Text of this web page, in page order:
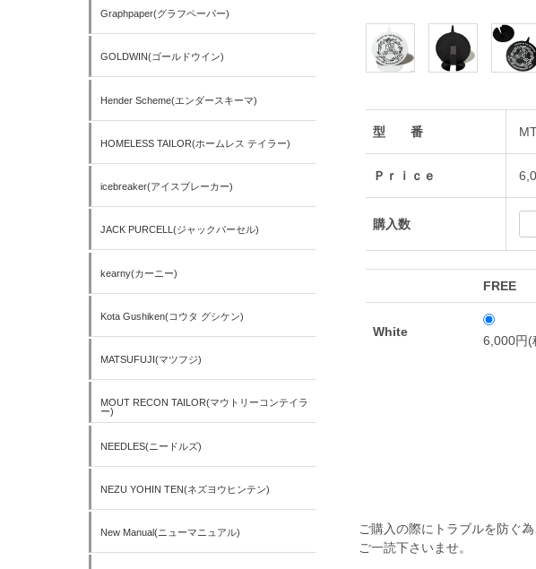
型 番
Ｐｒｉｃｅ
購入数
FREE
White
6,000円(
ご購入の際にトラブルを防ぐ
ご一読下さいませ。
Graphpaper(グラフペーパー)
GOLDWIN(ゴールドウイン)
Hender Scheme(エンダースキーマ)
HOMELESS TAILOR(ホームレス テイラー)
icebreaker(アイスブレーカー)
JACK PURCELL(ジャックパーセル)
kearny(カーニー)
Kota Gushiken(コウタ グシケン)
MATSUFUJI(マツフジ)
MOUT RECON TAILOR(マウトリーコンテイラ
ー)
NEEDLES(ニードルズ)
NEZU YOHIN TEN(ネズヨウヒンテン)
New Manual(ニューマニュアル)